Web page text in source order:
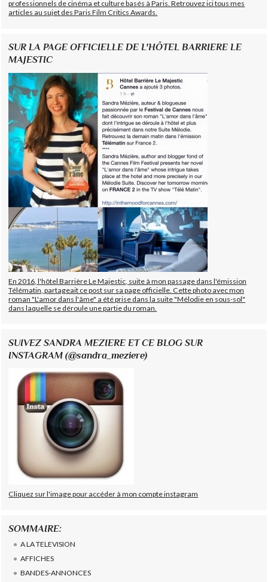
professionnels de cinéma et culture basés à Paris. Retrouvez ici tous mes
articles au sujet des Paris Film Critics Awards.
SUR LA PAGE OFFICIELLE DE L'HÔTEL BARRIERE LE
MAJESTIC
En 2016, l'hôtel Barrière Le Majestic, suite à mon passage dans l'émission
Télématin, partageait ce post sur sa page officielle. Cette photo avec mon
roman "L'amor dans l'âme" a été prise dans la suite "Mélodie en sous-sol"
dans laquelle se déroule une partie du roman.
SUIVEZ SANDRA MEZIERE ET CE BLOG SUR
INSTAGRAM (@sandra_meziere)
Cliquez sur l'image pour accéder à mon compte instagram
SOMMAIRE:
A LA TELEVISION
AFFICHES
BANDES-ANNONCES